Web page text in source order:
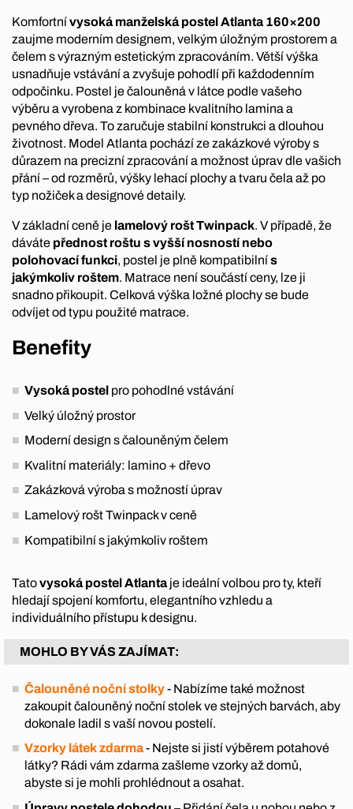
Komfortnívysoká manželská postel Atlanta 160×200
zaujme moderním designem, velkým úložným prostorem a
čelem s výrazným estetickým zpracováním. Větší výška
usnadňuje vstávání a zvyšuje pohodlí při každodenním
odpočinku. Postel je čalouněná v látce podle vašeho
výběru a vyrobena z kombinace kvalitního lamina a
pevného dřeva. To zaručuje stabilní konstrukci a dlouhou
životnost. Model Atlanta pochází ze zakázkové výroby s
důrazem na precizní zpracování a možnost úprav dle vašich
přání – od rozměrů, výšky lehací plochy a tvaru čela až po
typ nožiček a designové detaily.
V základní ceně je lamelový rošt Twinpack. V případě, že
dáváte přednost roštu s vyšší nosností nebo
polohovací funkci, postel je plně kompatibilnís
jakýmkoliv roštem. Matrace není součástí ceny, lze ji
snadno přikoupit. Celková výška ložné plochy se bude
odvíjet od typu použité matrace.
Benefity
Vysoká postel pro pohodlné vstávání
Velký úložný prostor
Moderní design s čalouněným čelem
Kvalitní materiály: lamino + dřevo
Zakázková výroba s možností úprav
Lamelový rošt Twinpack v ceně
Kompatibilní s jakýmkoliv roštem
Tatovysoká postel Atlantaje ideální volbou pro ty, kteří
hledají spojení komfortu, elegantního vzhledu a
individuálního přístupu k designu.
MOHLO BY VÁS ZAJÍMAT:
Čalouněné noční stolky- Nabízíme také možnost
zakoupit čalouněný noční stolek ve stejných barvách, aby
dokonale ladil s vaší novou postelí.
Vzorky látek zdarma- Nejste si jistí výběrem potahové
látky? Rádi vám zdarma zašleme vzorky až domů,
abyste si je mohli prohlédnout a osahat.